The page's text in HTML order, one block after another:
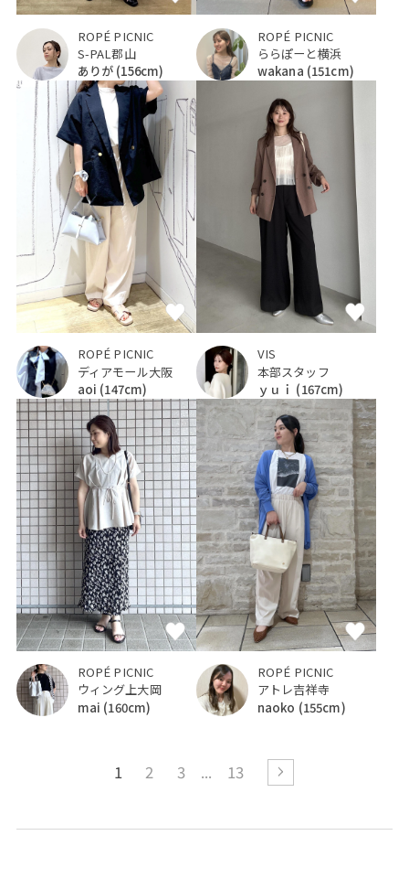
ROPÉ PICNIC
S-PAL郡山
ありが (156cm)
ROPÉ PICNIC
ららぽーと横浜
wakana (151cm)
ROPÉ PICNIC
ディアモール大阪
aoi (147cm)
VIS
本部スタッフ
ｙｕｉ (167cm)
ROPÉ PICNIC
ウィング上大岡
mai (160cm)
ROPÉ PICNIC
アトレ吉祥寺
naoko (155cm)
1 2 3 13